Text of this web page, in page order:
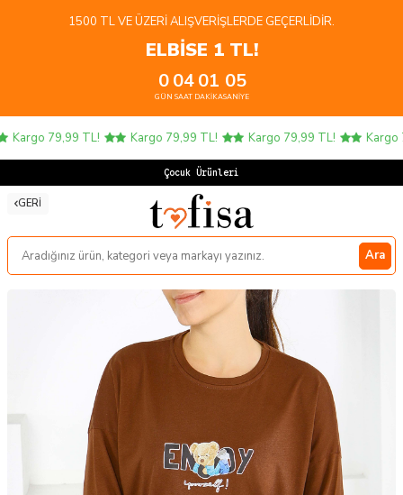
1500 TL VE ÜZERI ALIŞVERIŞLERDE GEÇERLIDIR.
ELBİSE 1 TL!
0
GÜN
04
SAAT
01
DAKIKA
05
SANIYE
Kargo 79,99 TL! Kargo 79,99 TL! Kargo 79,99 TL! Kargo
Çocuk Ürünlerind
GERI
Ara